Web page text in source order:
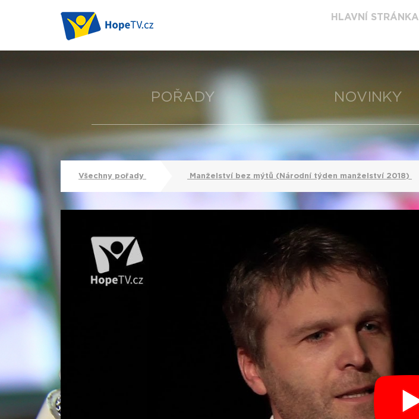
HLAVNÍ STRÁNKA
POŘADY NOVINKY
Všechny pořady Manželství bez mýtů (Národní týden manželství 2018)